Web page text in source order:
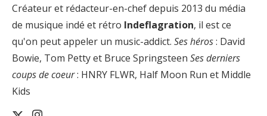
Créateur et rédacteur-en-chef depuis 2013 du média
de musique indé et rétro Indeflagration, il est ce
qu'on peut appeler un music-addict. Ses héros: David
Bowie, Tom Petty et Bruce Springsteen Ses derniers
coups de coeur: HNRY FLWR, Half Moon Run et Middle
Kids